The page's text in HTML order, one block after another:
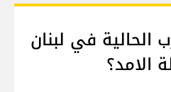
الحالية في لبنان
الامد؟